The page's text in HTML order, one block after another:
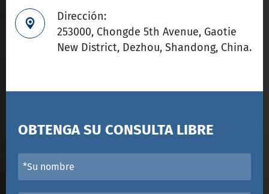

Dirección:
253000, Chongde 5th Avenue, Gaotie
New District, Dezhou, Shandong, China.
OBTENGA SU CONSULTA LIBRE